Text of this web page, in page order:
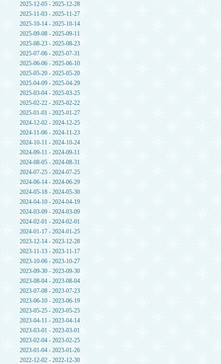
2025-12-05 - 2025-12-28
2025-11-03 - 2025-11-27
2025-10-14 - 2025-10-14
2025-09-08 - 2025-09-11
2025-08-23 - 2025-08-23
2025-07-06 - 2025-07-31
2025-06-06 - 2025-06-10
2025-05-20 - 2025-05-20
2025-04-09 - 2025-04-29
2025-03-04 - 2025-03-25
2025-02-22 - 2025-02-22
2025-01-01 - 2025-01-27
2024-12-02 - 2024-12-25
2024-11-06 - 2024-11-23
2024-10-11 - 2024-10-24
2024-09-11 - 2024-09-11
2024-08-05 - 2024-08-31
2024-07-25 - 2024-07-25
2024-06-14 - 2024-06-29
2024-05-18 - 2024-05-30
2024-04-10 - 2024-04-19
2024-03-09 - 2024-03-09
2024-02-01 - 2024-02-01
2024-01-17 - 2024-01-25
2023-12-14 - 2023-12-28
2023-11-13 - 2023-11-17
2023-10-06 - 2023-10-27
2023-09-30 - 2023-09-30
2023-08-04 - 2023-08-04
2023-07-08 - 2023-07-23
2023-06-10 - 2023-06-19
2023-05-25 - 2023-05-25
2023-04-11 - 2023-04-14
2023-03-01 - 2023-03-01
2023-02-04 - 2023-02-25
2023-01-04 - 2023-01-26
2022-12-02 - 2022-12-30